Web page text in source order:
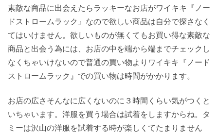
素敵な商品に出会えたらラッキーなお店がワイキキ『ノー
ドストロームラック』なので欲しい商品は自分で探さなく
てはいけません。欲しいものが無くてもお買い得な素敵な
商品と出会う為には、お店の中を端から端までチェックし
なくちゃいけないので普通の買い物よりワイキキ『ノード
ストロームラック』での買い物は時間がかかります。
お店の広さそんなに広くないのに３時間くらい気がつくと
いちゃいます。洋服を買う場合は試着をしますからね。タ
ミーは沢山の洋服を試着する時が楽しくてたまりません